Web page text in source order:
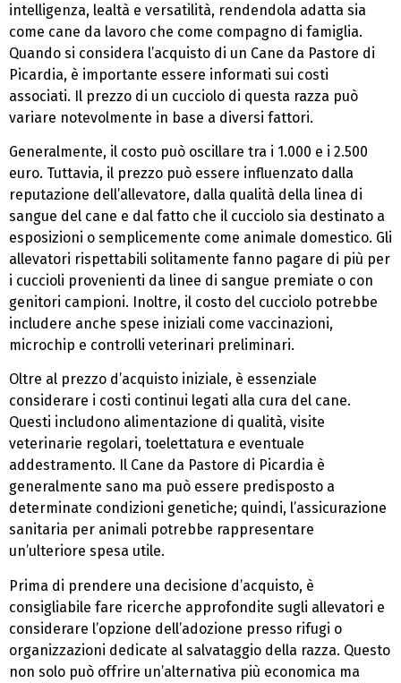
intelligenza, lealtà e versatilità, rendendola adatta sia
come cane da lavoro che come compagno di famiglia.
Quando si considera l’acquisto di un Cane da Pastore di
Picardia, è importante essere informati sui costi
associati. Il prezzo di un cucciolo di questa razza può
variare notevolmente in base a diversi fattori.
Generalmente, il costo può oscillare tra i 1.000 e i 2.500
euro. Tuttavia, il prezzo può essere influenzato dalla
reputazione dell’allevatore, dalla qualità della linea di
sangue del cane e dal fatto che il cucciolo sia destinato a
esposizioni o semplicemente come animale domestico. Gli
allevatori rispettabili solitamente fanno pagare di più per
i cuccioli provenienti da linee di sangue premiate o con
genitori campioni. Inoltre, il costo del cucciolo potrebbe
includere anche spese iniziali come vaccinazioni,
microchip e controlli veterinari preliminari.
Oltre al prezzo d’acquisto iniziale, è essenziale
considerare i costi continui legati alla cura del cane.
Questi includono alimentazione di qualità, visite
veterinarie regolari, toelettatura e eventuale
addestramento. Il Cane da Pastore di Picardia è
generalmente sano ma può essere predisposto a
determinate condizioni genetiche; quindi, l’assicurazione
sanitaria per animali potrebbe rappresentare
un’ulteriore spesa utile.
Prima di prendere una decisione d’acquisto, è
consigliabile fare ricerche approfondite sugli allevatori e
considerare l’opzione dell’adozione presso rifugi o
organizzazioni dedicate al salvataggio della razza. Questo
non solo può offrire un’alternativa più economica ma